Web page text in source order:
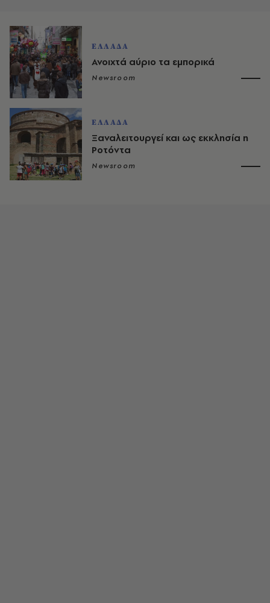
ΕΛΛΑΔΑ
Ανοιχτά αύριο τα εμπορικά
Newsroom
ΕΛΛΑΔΑ
Ξαναλειτουργεί και ως εκκλησία η
Ροτόντα
Newsroom